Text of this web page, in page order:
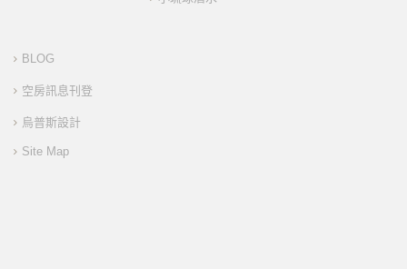
BLOG
空房訊息刊登
烏普斯設計
Site Map